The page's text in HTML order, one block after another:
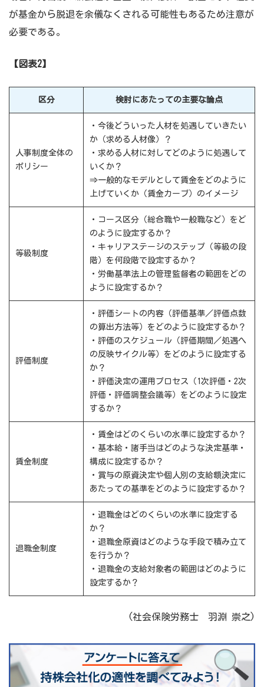
が基金から脱退を余儀なくされる可能性もあるため注意が
必要である。
【図表2】
区分 検討にあたっての主要な論点
人事制度全体の
ポリシー
・今後どういった人材を処遇していきたい
か（求める人材像）？
・求める人材に対してどのように処遇して
いくか？
⇒一般的なモデルとして賃金をどのように
上げていくか（賃金カーブ）のイメージ
等級制度
・コース区分（総合職や一般職など）をど
のように設定するか？
・キャリアステージのステップ（等級の段
階）を何段階で設定するか？
・労働基準法上の管理監督者の範囲をどの
ように設定するか？
評価制度
・評価シートの内容（評価基準／評価点数
の算出方法等）をどのように設定するか？
・評価のスケジュール（評価期間／処遇へ
の反映サイクル等）をどのように設定する
か？
・評価決定の運用プロセス（1次評価・2次
評価・評価調整会議等）をどのように設定
するか？
賃金制度
・賃金はどのくらいの水準に設定するか？
・基本給・諸手当はどのような決定基準・
構成に設定するか？
・賞与の原資決定や個人別の支給額決定に
あたっての基準をどのように設定するか？
退職金制度
・退職金はどのくらいの水準に設定する
か？
・退職金原資はどのような手段で積み立て
を行うか？
・退職金の支給対象者の範囲はどのように
設定するか？
(社会保険労務士 羽淵 崇之)